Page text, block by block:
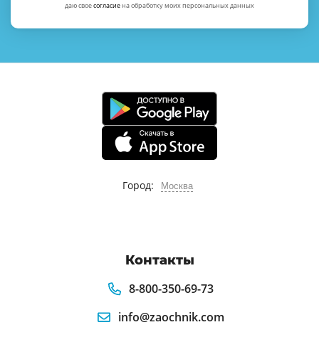
даю своесогласиена обработку моих персональных данных
Город: Москва
Контакты
8-800-350-69-73
info@zaochnik.com